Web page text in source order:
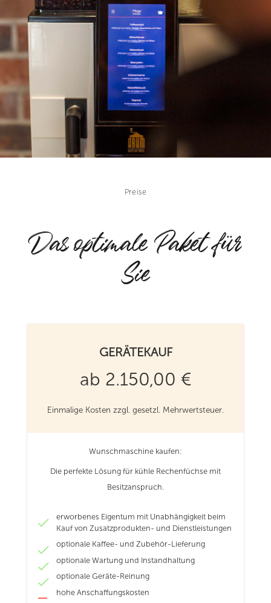
Preise
Das optimale Paket für
Sie
GERÄTEKAUF
ab 2.150,00 €
Einmalige Kosten zzgl. gesetzl. Mehrwertsteuer.
Wunschmaschine kaufen:
Die perfekte Lösung für kühle Rechenfüchse mit
Besitzanspruch.
erworbenes Eigentum mit Unabhängigkeit beim
Kauf von Zusatzprodukten- und Dienstleistungen
optionale Kaffee- und Zubehör-Lieferung
optionale Wartung und Instandhaltung
optionale Geräte-Reinung
hohe Anschaffungskosten